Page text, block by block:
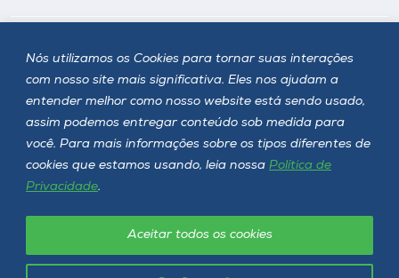
Nós utilizamos os Cookies para tornar suas interações
com nosso site mais significativa. Eles nos ajudam a
entender melhor como nosso website está sendo usado,
assim podemos entregar conteúdo sob medida para
você. Para mais informações sobre os tipos diferentes de
cookies que estamos usando, leia nossa Política de
Privacidade.
Aceitar todos os cookies
Siga a Unoesc
Política de privacidade LGPD